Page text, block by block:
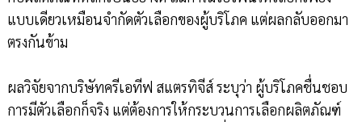
แบบเดียวเหมือนจำกัดตัวเลือกของผู้บริโภค แต่ผลกลับออกมา
ตรงกันข้าม
ผลวิจัยจากบริษัทครีเอทีฟ สแตรทิจีส์ ระบุว่า ผู้บริโภคชื่นชอบ
การมีตัวเลือกก็จริง แต่ต้องการให้กระบวนการเลือกผลิตภัณฑ์